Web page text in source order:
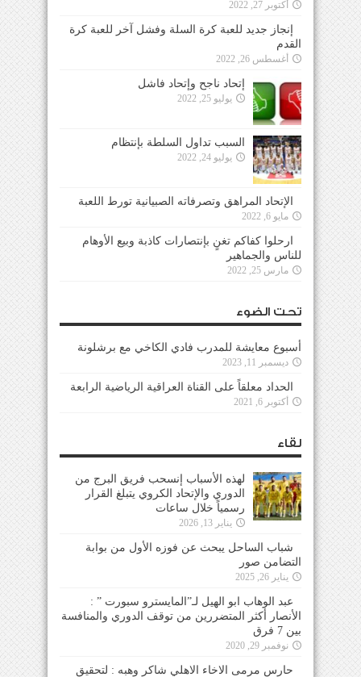
أكتوبر 27, 2022
إنجاز جديد للعبة كرة السلة وفشل آخر للعبة كرة
القدم
أغسطس 26, 2022
إتحاد ناجح وإتحاد فاشل
يوليو 25, 2022
السبب تداول السلطة بإنتظام
يوليو 24, 2022
الإتحاد المراهق وتصرفاته الصبيانية تورط اللعبة
مايو 6, 2022
ارحلوا كفاكم تغنٍ بإنتصارات كاذبة وبيع الأوهام
للناس والجماهير
مارس 25, 2022
تحت الضوء
أسبوع معايشة للمدرب فادي الكاخي مع برشلونة
ديسمبر 11, 2023
الحداد معلقاً على القناة العراقية الرياضية الرابعة
أكتوبر 6, 2021
لقاء
لهذه الأسباب إنسحب فريق البرج من
الدوري والإتحاد الكروي يتبلغ القرار
رسمياً خلال ساعات
يناير 13, 2026
شباب الساحل يبحث عن فوزه الأول من بوابة
التضامن صور
يناير 26, 2025
عبد الوهاب ابو الهيل لـ”المايسترو سبورت ” :
الأنصار أكثر المتضررين من توقف الدوري والمنافسة
بين 7 فرق
نوفمبر 29, 2020
حارس مرمى الاخاء الاهلي شاكر وهبه : لتحقيق